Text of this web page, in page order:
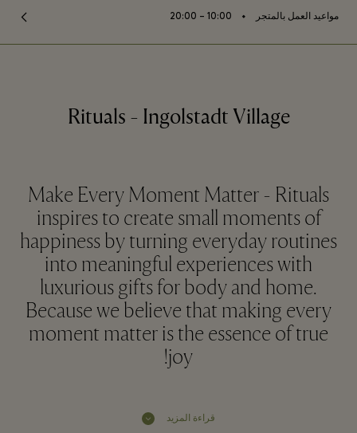
مواعيد العمل بالمتجر ⬩
10:00 – 20:00
Rituals - Ingolstadt Village
Make Every Moment Matter - Rituals
inspires to create small moments of
happiness by turning everyday routines
into meaningful experiences with
luxurious gifts for body and home.
Because we believe that making every
moment matter is the essence of true
joy!
قراءة المزيد